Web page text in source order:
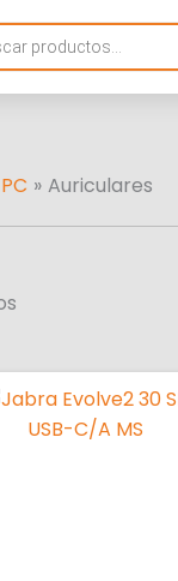
Auriculares
por
más
recientes